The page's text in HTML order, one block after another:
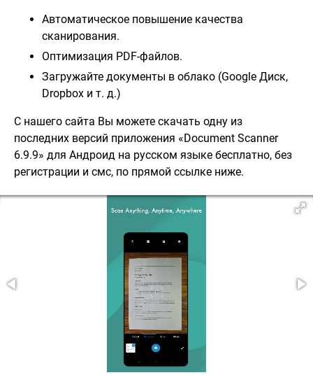
Автоматическое повышение качества
сканирования.
Оптимизация PDF-файлов.
Загружайте документы в облако (Google Диск,
Dropbox и т. д.)
С нашего сайта Вы можете скачать одну из
последних версий приложения «Document Scanner
6.9.9» для Андроид на русском языке бесплатно, без
регистрации и смс, по прямой ссылке ниже.